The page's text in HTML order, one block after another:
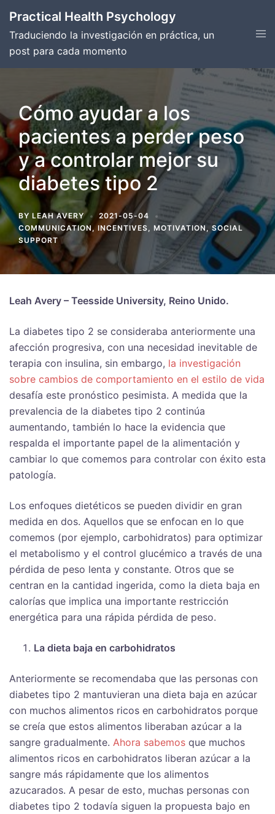
content
Practical Health Psychology
Traduciendo la investigación en práctica, un
post para cada momento
Cómo ayudar a los
pacientes a perder peso
y a controlar mejor su
diabetes tipo 2
BY LEAH AVERY
2021-05-04
COMMUNICATION ,INCENTIVES, MOTIVATION ,SOCIAL
SUPPORT
Leah Avery – Teesside University, Reino Unido.
La diabetes tipo 2 se consideraba anteriormente una
afección progresiva, con una necesidad inevitable de
terapia con insulina, sin embargo, la investigación
sobre cambios de comportamiento en el estilo de vida
desafía este pronóstico pesimista. A medida que la
prevalencia de la diabetes tipo 2 continúa
aumentando, también lo hace la evidencia que
respalda el importante papel de la alimentación y
cambiar lo que comemos para controlar con éxito esta
patología.
Los enfoques dietéticos se pueden dividir en gran
medida en dos. Aquellos que se enfocan en lo que
comemos (por ejemplo, carbohidratos) para optimizar
el metabolismo y el control glucémico a través de una
pérdida de peso lenta y constante. Otros que se
centran en la cantidad ingerida, como la dieta baja en
calorías que implica una importante restricción
energética para una rápida pérdida de peso.
La dieta baja en carbohidratos
Anteriormente se recomendaba que las personas con
diabetes tipo 2 mantuvieran una dieta baja en azúcar
con muchos alimentos ricos en carbohidratos porque
se creía que estos alimentos liberaban azúcar a la
sangre gradualmente. Ahora sabemos que muchos
alimentos ricos en carbohidratos liberan azúcar a la
sangre más rápidamente que los alimentos
azucarados. A pesar de esto, muchas personas con
diabetes tipo 2 todavía siguen la propuesta bajo en